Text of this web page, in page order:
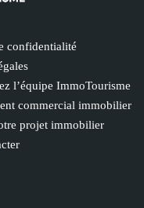
confidentialité
l’équipe ImmoTourisme
commercial immobilier
projet immobilier